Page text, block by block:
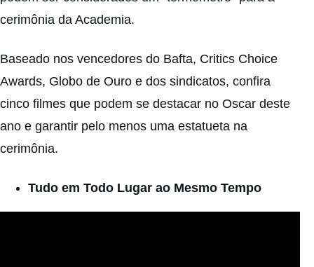
cerimônia da Academia.
Baseado nos vencedores do Bafta, Critics Choice
Awards, Globo de Ouro e dos sindicatos, confira
cinco filmes que podem se destacar no Oscar deste
ano e garantir pelo menos uma estatueta na
cerimônia.
Tudo em Todo Lugar ao Mesmo Tempo